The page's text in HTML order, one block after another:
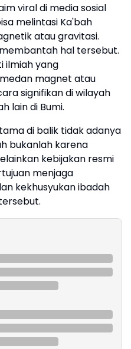
viral di media sosial
melintasi Ka'bah
atau gravitasi.
hal tersebut.
ilmiah yang
magnet atau
signifikan di wilayah
lain di Bumi.
di balik tidak adanya
bukanlah karena
kebijakan resmi
menjaga
kekhusyukan ibadah